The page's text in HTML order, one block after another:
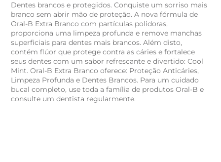
Dentes brancos e protegidos. Conquiste um sorriso mais
branco sem abrir mão de proteção. A nova fórmula de
Oral-B Extra Branco com partículas polidoras,
proporciona uma limpeza profunda e remove manchas
superficiais para dentes mais brancos. Além disto,
contém flúor que protege contra as cáries e fortalece
seus dentes com um sabor refrescante e divertido: Cool
Mint. Oral-B Extra Branco oferece: Proteção Anticáries,
Limpeza Profunda e Dentes Brancos. Para um cuidado
bucal completo, use toda a família de produtos Oral-B e
consulte um dentista regularmente.